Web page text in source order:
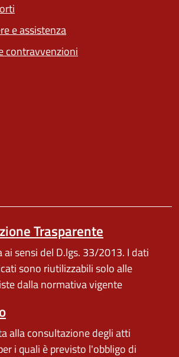
e assistenza
contravvenzioni
Trasparente
sensi del D.lgs. 33/2013. I dati
sono riutilizzabili solo alle
dalla normativa vigente
alla consultazione degli atti
i quali è previsto l'obbligo di